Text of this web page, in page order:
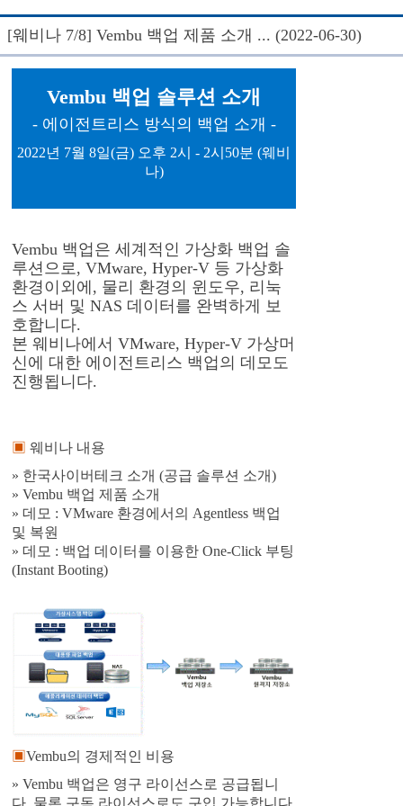
[웨비나 7/8] Vembu 백업 제품 소개 ... (2022-06-30)
Vembu 백업 솔루션 소개
- 에이전트리스 방식의 백업 소개 -
2022년 7월 8일(금) 오후 2시 - 2시50분 (웨비
나)
Vembu 백업은 세계적인 가상화 백업 솔
루션으로, VMware, Hyper-V 등 가상화
환경이외에, 물리 환경의 윈도우, 리눅
스 서버 및 NAS 데이터를 완벽하게 보
호합니다.
본 웨비나에서 VMware, Hyper-V 가상머
신에 대한 에이전트리스 백업의 데모도
진행됩니다.
▣ 웨비나 내용
» 한국사이버테크 소개 (공급 솔루션 소개)
» Vembu 백업 제품 소개
» 데모 : VMware 환경에서의 Agentless 백업
및 복원
» 데모 : 백업 데이터를 이용한 One-Click 부팅
(Instant Booting)
▣Vembu의 경제적인 비용
» Vembu 백업은 영구 라이선스로 공급됩니